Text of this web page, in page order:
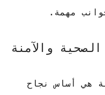
مهمة.
والآمنة
هي أساس نجاح